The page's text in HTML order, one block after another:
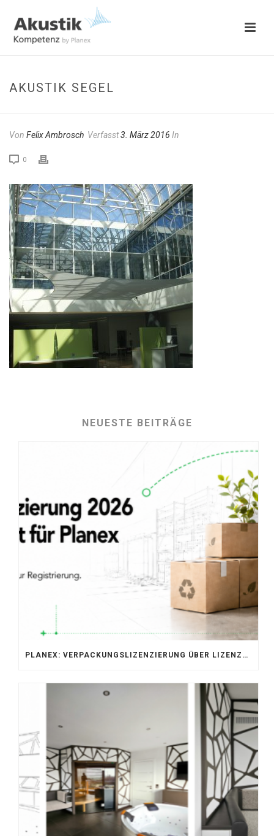
AKUSTIK SEGEL
Von Felix Ambrosch Verfasst3. März 2016 In
0
NEUESTE BEITRÄGE
PLANEX: VERPACKUNGSLIZENZIERUNG ÜBER LIZENZERO & LUCID 2026